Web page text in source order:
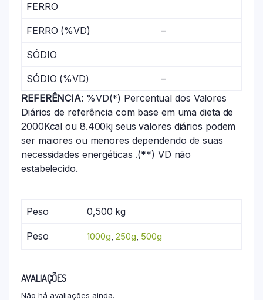
FERRO
FERRO (%VD) –
SÓDIO
SÓDIO (%VD)
–
REFERÊNCIA:%VD(*) Percentual dos Valores
Diários de referência com base em uma dieta de
2000Kcal ou 8.400kj seus valores diários podem
ser maiores ou menores dependendo de suas
necessidades energéticas .(**) VD não
estabelecido.
Peso 0,500 kg
Peso 1000g, 250g, 500g
AVALIAÇÕES
Não há avaliações ainda.